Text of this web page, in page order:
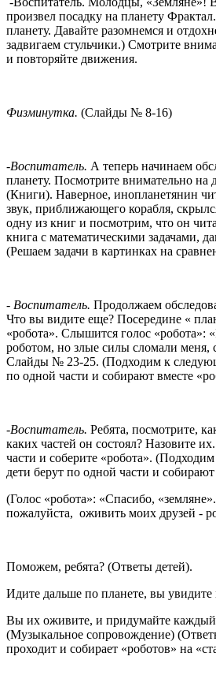
произвел посадку на планету
планету. Давайте разомнемся и
задвигаем стульчики.) Смотрите
и повторяйте движения.
Физминутка. (Слайды № 8-16)
-Воспитатель. А теперь начинаем
планету. Посмотрите внимательно на
(Книги). Наверное, инопланетянин
звук, приближающего корабля,
одну из книг и посмотрим, что он
книга с математическими задачами,
(Решаем задачи в картинках на
- Воспитатель. Продолжаем
Что вы видите еще? Посередине «
«робота». Слышится голос «робота»:
роботом, но злые силы сломали меня,
Слайды № 23-25. (Подходим к
по одной части и собирают вместе
-Воспитатель. Ребята, посмотрите,
каких частей он состоял? Назовите
части и соберите «робота».
дети берут по одной части и
(Голос «робота»: «Спасибо,
пожалуйста, оживить моих друзей -
Поможем, ребята? (Ответы детей).
Идите дальше по планете, вы
Вы их оживите, и придумайте каждый
(Музыкальное сопровождение)
проходит и собирает «роботов» на